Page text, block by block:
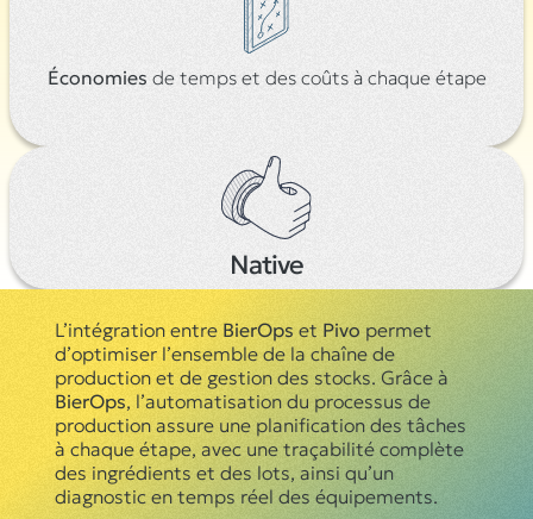
Économies de temps et des coûts à chaque étape
Native
L’intégration entre BierOps et Pivo permet
d’optimiser l’ensemble de la chaîne de
production et de gestion des stocks. Grâce à
BierOps, l’automatisation du processus de
production assure une planification des tâches
à chaque étape, avec une traçabilité complète
des ingrédients et des lots, ainsi qu’un
diagnostic en temps réel des équipements.